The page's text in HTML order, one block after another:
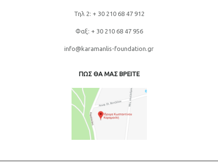
Τηλ 2: + 30 210 68 47 912
Φαξ: + 30 210 68 47 956
info@karamanlis-foundation.gr
ΠΩΣ ΘΑ ΜΑΣ ΒΡΕΙΤΕ